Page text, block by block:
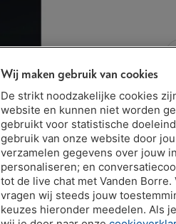
Wij maken gebruik van cookies
De strikt noodzakelijke cookies
website en kunnen niet worden
gebruikt voor statistische
gebruik van onze website door
verzamelen gegevens over jouw
personaliseren; en
tot de live chat met Vanden
vragen wij steeds jouw
keuzes hieronder meedelen. Als